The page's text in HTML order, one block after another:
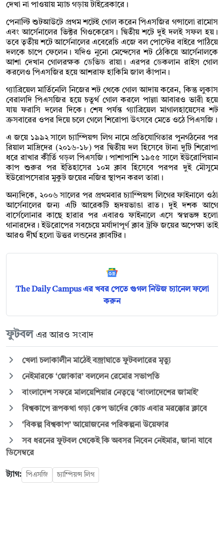
দেখা না পাওয়ায় ম্যাচ গড়ায় টাইব্রেকারে।
পেনাল্টি শুটআউটে প্রথম শটেই গোল করেন পিএসজির গন্সালো রামোস
এবং আর্সেনালের ভিক্টর গিওকেরেস। দ্বিতীয় শটে দুই দলই সফল হয়।
তবে তৃতীয় শটে আর্সেনালের এবেরেচি এজে বল পোস্টের বাইরে পাঠিয়ে
দলকে চাপে ফেলেন। যদিও নুনো মেন্দেসের শট ঠেকিয়ে আর্সেনালকে
আশা দেখান গোলরক্ষক ডেভিড রায়া। এরপর ডেকলান রাইস গোল
করলেও পিএসজির হয়ে আশরাফ হাকিমি জাল কাঁপান।
গ্যাব্রিয়েল মার্তিনেলি নিজের শট থেকে গোল আদায় করেন, কিন্তু লুকাস
বেরালদি পিএসজির হয়ে চতুর্থ গোল করলে পাল্লা আবারও ভারী হয়ে
যায় ফরাসি দলের দিকে। শেষ পর্যন্ত গ্যাব্রিয়েল মাগালহায়েসের শট
ক্রসবারের ওপর দিয়ে চলে গেলে শিরোপা উৎসবে মেতে ওঠে পিএসজি।
এ জয়ে ১৯৯২ সালে চ্যাম্পিয়ন্স লিগ নামে প্রতিযোগিতার পুনর্গঠনের পর
রিয়াল মাদ্রিদের (২০১৬-১৮) পর দ্বিতীয় দল হিসেবে টানা দুটি শিরোপা
ধরে রাখার কীর্তি গড়ল পিএসজি। পাশাপাশি ১৯৫৫ সালে ইউরোপিয়ান
কাপ শুরুর পর ইতিহাসের ১০ম ক্লাব হিসেবে পরপর দুই মৌসুমে
ইউরোপসেরার মুকুট জয়ের নজির স্থাপন করল তারা।
অন্যদিকে, ২০০৬ সালের পর প্রথমবার চ্যাম্পিয়ন্স লিগের ফাইনালে ওঠা
আর্সেনালের জন্য এটি আরেকটি হৃদয়ভাঙা রাত। দুই দশক আগে
বার্সেলোনার কাছে হারার পর এবারও ফাইনালে এসে স্বপ্নভঙ্গ হলো
গানারদের। ইউরোপের সবচেয়ে মর্যাদাপূর্ণ ক্লাব ট্রফি জয়ের অপেক্ষা তাই
আরও দীর্ঘ হলো উত্তর লন্ডনের ক্লাবটির।
The Daily Campus এর খবর পেতে গুগল নিউজ চ্যানেল ফলো
করুন
ফুটবল এর আরও সংবাদ
খেলা চলাকালীন মাঠেই বজ্রাঘাতে ফুটবলারের মৃত্যু
নেইমারকে ‘জোকার’ বললেন রেমোর সভাপতি
বাংলাদেশ সফরে মালয়েশিয়ার নেতৃত্বে ‘বাংলাদেশের জামাই’
বিশ্বকাপে রূপকথা গড়া কেপ ভার্দের কোচ এবার মরক্কোর ক্লাবে
‘বিকল্প বিশ্বকাপ’ আয়োজনের পরিকল্পনা উয়েফার
সব ধরনের ফুটবল থেকেই কি অবসর নিবেন নেইমার, জানা যাবে
ডিসেম্বরে
ট্যাগ: পিএসজি চ্যাম্পিয়ন্স লিগ